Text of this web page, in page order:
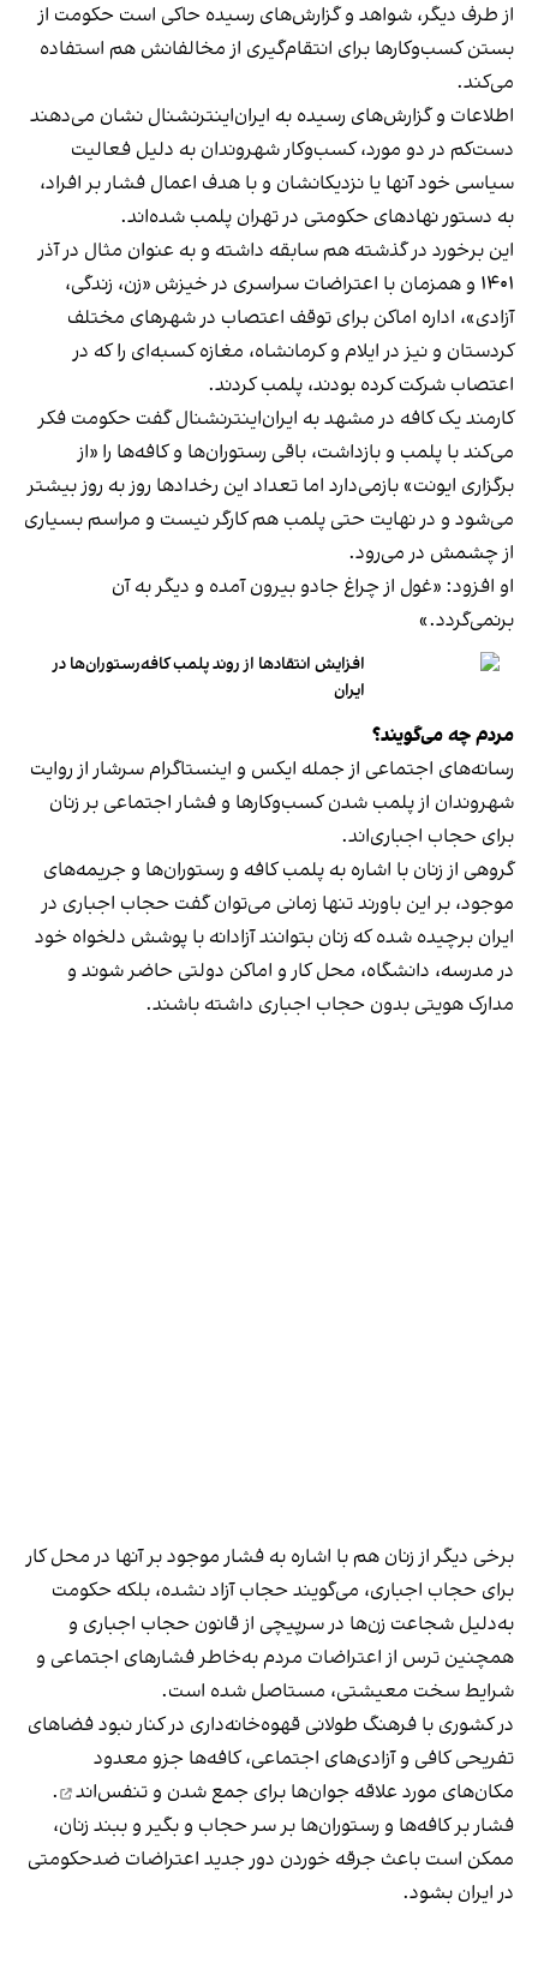
از طرف دیگر، شواهد و گزارش‌های رسیده حاکی است حکومت از
بستن کسب‌وکارها برای انتقام‌گیری از مخالفانش هم استفاده
می‌کند.
اطلاعات و گزارش‌های رسیده به ایران‌اینترنشنال نشان می‌دهند
دست‌کم در دو مورد، کسب‌وکار شهروندان به دلیل فعالیت
سیاسی خود آنها یا نزدیکانشان و با هدف اعمال فشار بر افراد،
به دستور نهادهای حکومتی در تهران پلمب شده‌اند.
این برخورد در گذشته هم سابقه داشته و به عنوان مثال در آذر
۱۴۰۱ و همزمان با اعتراضات سراسری در خیزش «زن، زندگی،
آزادی»، اداره اماکن برای توقف اعتصاب در شهرهای مختلف
کردستان و نیز در ایلام و کرمانشاه، مغازه کسبه‌ای را که در
اعتصاب شرکت کرده بودند، پلمب کردند.
کارمند یک کافه در مشهد به ایران‌اینترنشنال گفت حکومت فکر
می‌کند با پلمب و بازداشت، باقی رستوران‌ها و کافه‌ها را «از
برگزاری ایونت» بازمی‌دارد اما تعداد این رخدادها روز به روز بیشتر
می‌شود و در نهایت حتی پلمب هم کارگر نیست و مراسم بسیاری
از چشمش در می‌رود.
او افزود: «غول از چراغ جادو بیرون آمده و دیگر به آن
برنمی‎‌گردد.»
افزایش انتقادها از روند پلمب کافه‌رستوران‌ها در
ایران
مردم چه می‌گویند؟
رسانه‎‌های اجتماعی از جمله ایکس و اینستاگرام سرشار از روایت
شهروندان از پلمب شدن کسب‌وکارها و فشار اجتماعی بر زنان
برای حجاب اجباری‌اند.
گروهی از زنان با اشاره به پلمب کافه و رستوران‌ها و جریمه‌های
موجود، بر این باورند تنها زمانی می‌توان گفت حجاب اجباری در
ایران برچیده شده که زنان بتوانند آزادانه با پوشش دلخواه خود
در مدرسه، دانشگاه، محل کار و اماکن دولتی حاضر شوند و
مدارک هویتی بدون حجاب اجباری داشته باشند.
برخی دیگر از زنان هم با اشاره به فشار موجود بر آنها در محل کار
برای حجاب اجباری، می‌گویند حجاب آزاد نشده، بلکه حکومت
به‌دلیل شجاعت زن‌ها در سرپیچی از قانون حجاب اجباری و
همچنین ترس از اعتراضات مردم به‌خاطر فشارهای اجتماعی و
شرایط سخت معیشتی، مستاصل شده است.
در کشوری با فرهنگ طولانی قهوه‌‌خانه‌داری در کنار نبود فضاهای
تفریحی کافی و آزادی‌های اجتماعی، کافه‌ها جزو معدود
مکان‌های مورد علاقه جوان‌ها برای جمع شدن و تنفس‌اند
.
فشار بر کافه‌ها و رستوران‌ها بر سر حجاب و بگیر و ببند زنان،
ممکن است باعث جرقه خوردن دور جدید اعتراضات ضدحکومتی
در ایران بشود.